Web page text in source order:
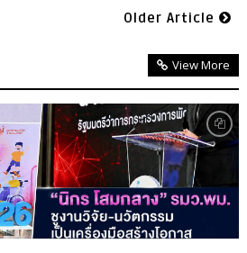
Older Article
View More